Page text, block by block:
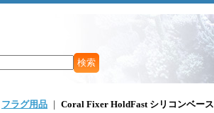
フラグ用品 ｜ Coral Fixer HoldFast シリコンベース